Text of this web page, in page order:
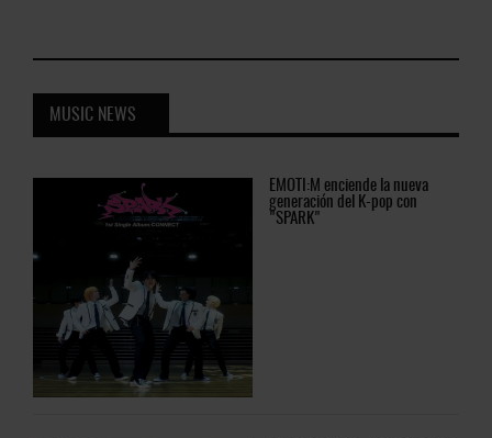
MUSIC NEWS
EMOTI:M enciende la nueva
generación del K-pop con
"SPARK"